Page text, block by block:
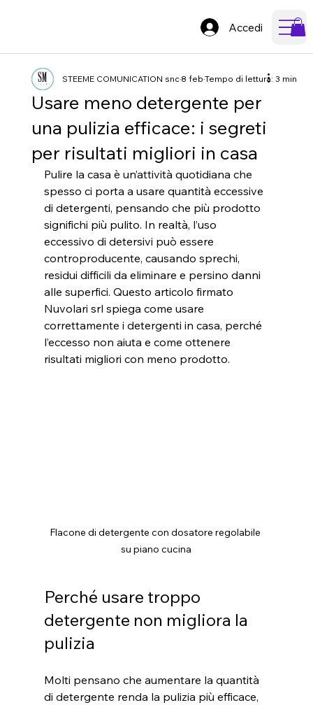
Accedi
Usare meno detergente per
una pulizia efficace: i segreti
per risultati migliori in casa
STEEME COMUNICATION snc8 febTempo di lettura: 3 min
Pulire la casa è un’attività quotidiana che
spesso ci porta a usare quantità eccessive
di detergenti, pensando che più prodotto
significhi più pulito. In realtà, l’uso
eccessivo di detersivi può essere
controproducente, causando sprechi,
residui difficili da eliminare e persino danni
alle superfici. Questo articolo firmato
Nuvolari srl spiega come usare
correttamente i detergenti in casa, perché
l’eccesso non aiuta e come ottenere
risultati migliori con meno prodotto.
Flacone di detergente con dosatore regolabile
su piano cucina
Perché usare troppo
detergente non migliora la
pulizia
Molti pensano che aumentare la quantità
di detergente renda la pulizia più efficace,